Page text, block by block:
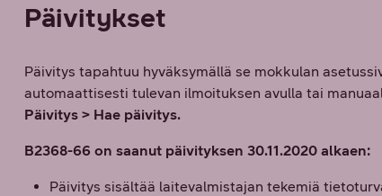
Päivitykset
Päivitys tapahtuu hyväksymällä se mokkulan
automaattisesti tulevan ilmoituksen avulla tai
Päivitys > Hae päivitys.
B2368-66 on saanut päivityksen 30.11.2020 alkaen:
Päivitys sisältää laitevalmistajan tekemiä